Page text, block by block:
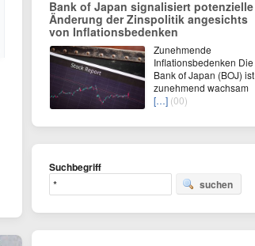
Bank of Japan signalisiert potenzielle
Änderung der Zinspolitik angesichts
von Inflationsbedenken
Zunehmende
Inflationsbedenken Die
Bank of Japan (BOJ) ist
zunehmend wachsam
[…] (00)
Suchbegriff
suchen